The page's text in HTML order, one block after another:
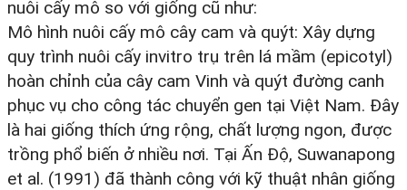
nuôi cấy mô so với giống cũ như:
Mô hình nuôi cấy mô cây cam và quýt: Xây dựng
quy trình nuôi cấy invitro trụ trên lá mầm (epicotyl)
hoàn chỉnh của cây cam Vinh và quýt đường canh
phục vụ cho công tác chuyển gen tại Việt Nam. Đây
là hai giống thích ứng rộng, chất lượng ngon, được
trồng phổ biến ở nhiều nơi. Tại Ấn Độ, Suwanapong
et al. (1991) đã thành công với kỹ thuật nhân giống